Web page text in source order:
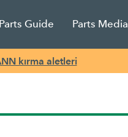
Parts Guide Parts Media
kırma aletleri